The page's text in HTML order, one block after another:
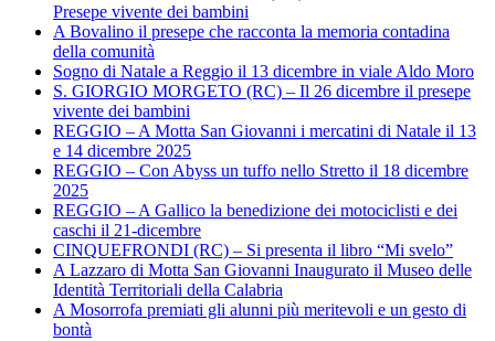
Presepe vivente dei bambini
A Bovalino il presepe che racconta la memoria contadina
della comunità
Sogno di Natale a Reggio il 13 dicembre in viale Aldo Moro
S. GIORGIO MORGETO (RC) – Il 26 dicembre il presepe
vivente dei bambini
REGGIO – A Motta San Giovanni i mercatini di Natale il 13
e 14 dicembre 2025
REGGIO – Con Abyss un tuffo nello Stretto il 18 dicembre
2025
REGGIO – A Gallico la benedizione dei motociclisti e dei
caschi il 21-dicembre
CINQUEFRONDI (RC) – Si presenta il libro “Mi svelo”
A Lazzaro di Motta San Giovanni Inaugurato il Museo delle
Identità Territoriali della Calabria
A Mosorrofa premiati gli alunni più meritevoli e un gesto di
bontà